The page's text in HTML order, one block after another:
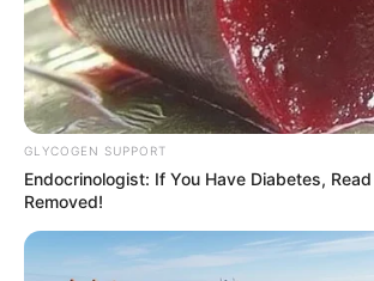
VEJA A RECEITA AQUI
4. Músico
GLYCOGEN SUPPORT
Endocrinologist: If You Have Diabetes,
Removed!